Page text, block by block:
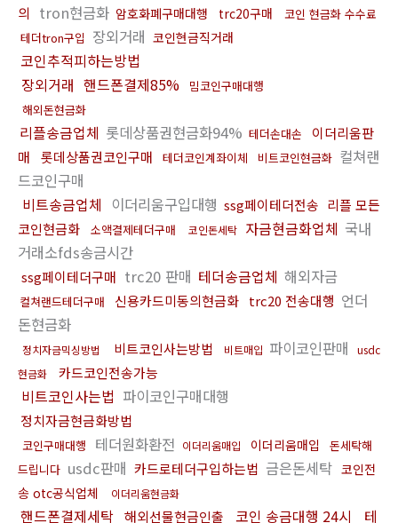
의
tron현금화 암호화폐구매대행 trc20구매
코인 현금화 수수료
테더tron구입 장외거래 코인현금직거래
코인추적피하는방법
장외거래 핸드폰결제85%
밈코인구매대행
해외돈현금화
리플송금업체 롯데상품권현금화94% 테더손대손
이더리움판
매
롯데상품권코인구매 테더코인계좌이체 비트코인현금화 컬쳐랜
드코인구매
비트송금업체 이더리움구입대행 ssg페이테더전송 리플 모든
코인현금화
소액결제테더구매 코인돈세탁 자금현금화업체 국내
거래소fds송금시간
ssg페이테더구매 trc20 판매 테더송금업체 해외자금
컬쳐랜드테더구매 신용카드미동의현금화 trc20 전송대행 언더
돈현금화
정치자금믹싱방법 비트코인사는방법 비트매입 파이코인판매
usdc
현금화
카드코인전송가능
비트코인사는법 파이코인구매대행
정치자금현금화방법
코인구매대행 테더원화환전 이더리움매입 이더리움매입
돈세탁해
드립니다 usdc판매 카드로테더구입하는법 금은돈세탁 코인전
송 otc공식업체
이더리움현금화
핸드폰결제세탁 해외선물현금인출 코인 송금대행 24시
테